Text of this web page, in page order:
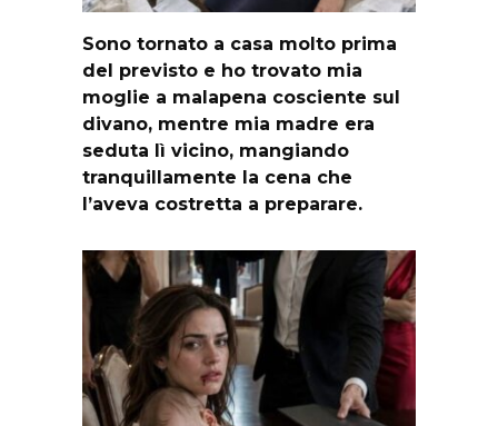
Sono tornato a casa molto prima
del previsto e ho trovato mia
moglie a malapena cosciente sul
divano, mentre mia madre era
seduta lì vicino, mangiando
tranquillamente la cena che
l’aveva costretta a preparare.